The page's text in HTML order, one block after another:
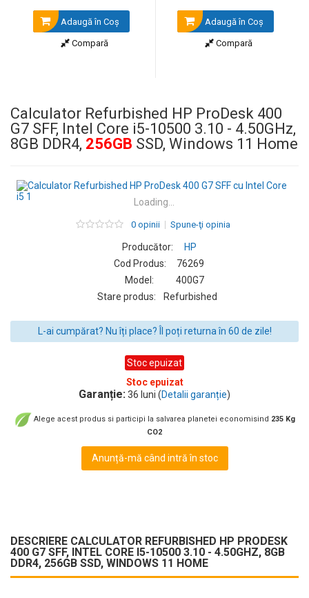
Adaugă în Coş
Compară
Adaugă în Coş
Compară
Calculator Refurbished HP ProDesk 400
G7 SFF, Intel Core i5-10500 3.10 - 4.50GHz,
8GB DDR4, 256GB SSD, Windows 11 Home
Loading...
0 opinii Spune-ţi opinia
Producător:
HP
Cod Produs:
76269
Model:
400G7
Stare produs:
Refurbished
L-ai cumpărat? Nu îți place? Îl poți returna în 60 de zile!
Stoc epuizat
Stoc epuizat
Garanție:36 luni (Detalii garanție)
Alege acest produs si participi la salvarea planetei economisind 235 Kg
CO2
Anunță-mă când intră în stoc
DESCRIERE CALCULATOR REFURBISHED HP PRODESK
400 G7 SFF, INTEL CORE I5-10500 3.10 - 4.50GHZ, 8GB
DDR4, 256GB SSD, WINDOWS 11 HOME